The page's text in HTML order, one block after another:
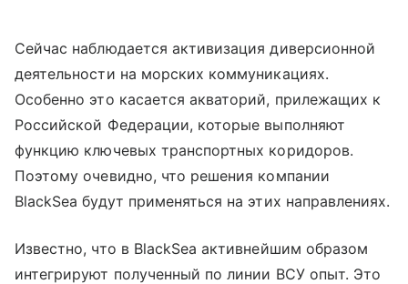
Сейчас наблюдается активизация диверсионной
деятельности на морских коммуникациях.
Особенно это касается акваторий, прилежащих к
Российской Федерации, которые выполняют
функцию ключевых транспортных коридоров.
Поэтому очевидно, что решения компании
BlackSea будут применяться на этих направлениях.
Известно, что в BlackSea активнейшим образом
интегрируют полученный по линии ВСУ опыт. Это